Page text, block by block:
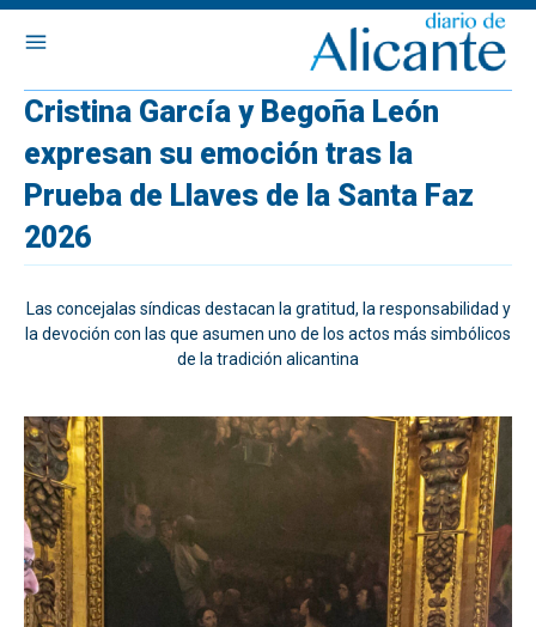
Cristina García y Begoña León
expresan su emoción tras la
Prueba de Llaves de la Santa Faz
2026
Las concejalas síndicas destacan la gratitud, la responsabilidad y
la devoción con las que asumen uno de los actos más simbólicos
de la tradición alicantina